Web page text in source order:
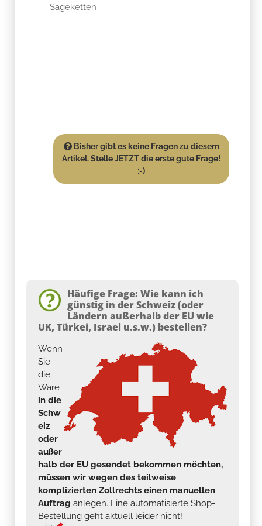
Sägeketten
Bisher gibt es keine Fragen zu diesem
Artikel. Stelle JETZT die erste gute Frage!
:-)
Häufige Frage: Wie kann ich
günstig in der Schweiz (oder
Ländern außerhalb der EU wie
UK, Türkei, Israel u.s.w.) bestellen?
Wenn
Sie
die
Ware
in die
Schw
eiz
oder
außer
halb der EU gesendet bekommen möchten,
müssen wir wegen des teilweise
komplizierten Zollrechts einen manuellen
Auftrag anlegen. Eine automatisierte Shop-
Bestellung geht aktuell leider nicht!